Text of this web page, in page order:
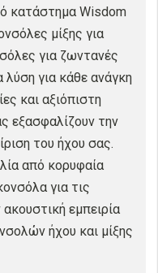
κατάστημα Wisdom
μίξης για
για ζωντανές
λύση για κάθε ανάγκη
και αξιόπιστη
εξασφαλίζουν την
του ήχου σας.
από κορυφαία
για τις
εμπειρία
ήχου και μίξης